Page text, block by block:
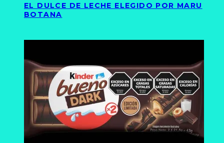
EL DULCE DE LECHE ELEGIDO POR MARU
BOTANA